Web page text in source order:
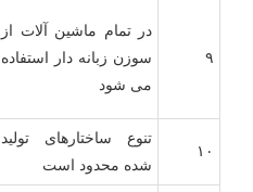
۹
در تمام ماشین آلات از
سوزن زبانه دار استفاده
می شود
۱۰
تنوع ساختارهای تولید
شده محدود است